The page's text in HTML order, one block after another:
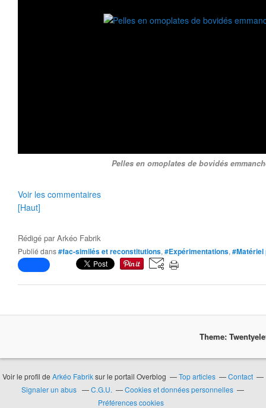
Pelles en omoplates de bovidés
Voir les commentaires
[Haut]
Rédigé parArkéo Fabrik
Publié dans#fac-similés et reconstitutions, #Expérimentations, #Matériel
Theme:
Voir le profil de Arkéo Fabriksur le portail Overblog Top articles
Contact
Signaler un abus
C.G.U.
Cookies et données personnelles
Préférences cookies